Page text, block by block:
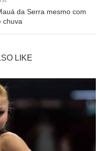
da Serra mesmo com
chuva
LIKE